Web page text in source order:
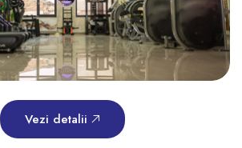
Vezi detalii